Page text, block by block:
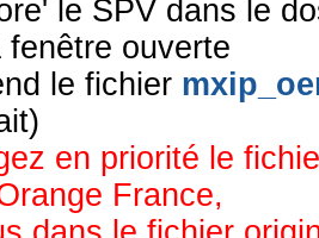
le SPV dans le
fenêtre ouverte
le fichier
en priorité le
France,